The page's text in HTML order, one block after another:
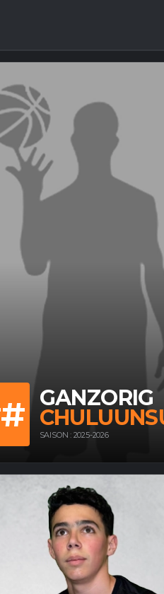
GANZORIG
SAISON : 2025-2026